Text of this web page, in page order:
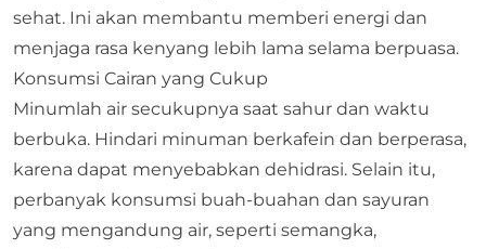
sehat. Ini akan membantu memberi energi dan
menjaga rasa kenyang lebih lama selama berpuasa.
Konsumsi Cairan yang Cukup
Minumlah air secukupnya saat sahur dan waktu
berbuka. Hindari minuman berkafein dan berperasa,
karena dapat menyebabkan dehidrasi. Selain itu,
perbanyak konsumsi buah-buahan dan sayuran
yang mengandung air, seperti semangka,